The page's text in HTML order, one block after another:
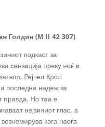
Голдин (М II 42 307)
подкаст за
сензација преку ноќ и
Рејчел Крол
последна надеж за
правда. Но таа е
нејзиниот глас, а
кога наоѓа